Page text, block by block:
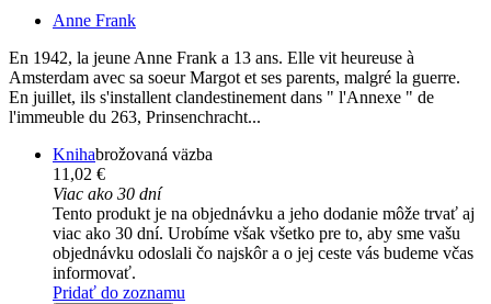
Anne Frank
En 1942, la jeune Anne Frank a 13 ans. Elle vit heureuse à
Amsterdam avec sa soeur Margot et ses parents, malgré la guerre.
En juillet, ils s'installent clandestinement dans " l'Annexe " de
l'immeuble du 263, Prinsenchracht...
Knihabrožovaná väzba
11,02 €
Viac ako 30 dní
Tento produkt je na objednávku a jeho dodanie môže trvať aj
viac ako 30 dní. Urobíme však všetko pre to, aby sme vašu
objednávku odoslali čo najskôr a o jej ceste vás budeme včas
informovať.
Pridať do zoznamu